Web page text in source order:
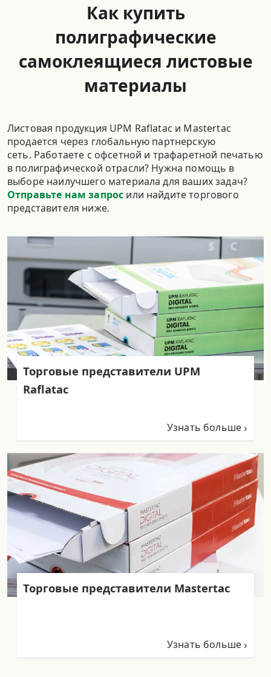
Как купить
полиграфические
самоклеящиеся листовые
материалы
Листовая продукция UPM Raflatac и Mastertac
продается через глобальную партнерскую
сеть. Работаете с офсетной и трафаретной печатью
в полиграфической отрасли? Нужна помощь в
выборе наилучшего материала для ваших задач?
Отправьте нам запрос или найдите торгового
представителя ниже.
Торговые представители UPM
Raflatac
Узнать больше
Торговые представители Mastertac
Узнать больше